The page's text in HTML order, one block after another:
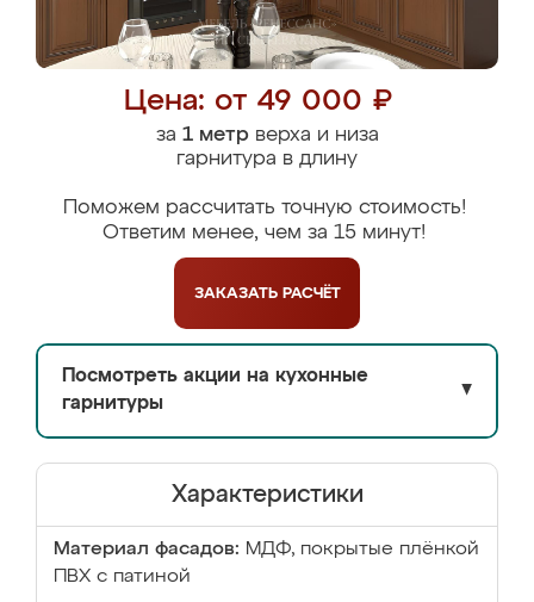
Цена: от 49 000 ₽
за 1 метрверха и низа
гарнитура в длину
Поможем рассчитать точную стоимость!
Ответим менее, чем за 15 минут!
ЗАКАЗАТЬ РАСЧЁТ
Посмотреть акции на кухонные
гарнитуры
▼
Характеристики
Материал фасадов: МДФ, покрытые плёнкой
ПВХ с патиной